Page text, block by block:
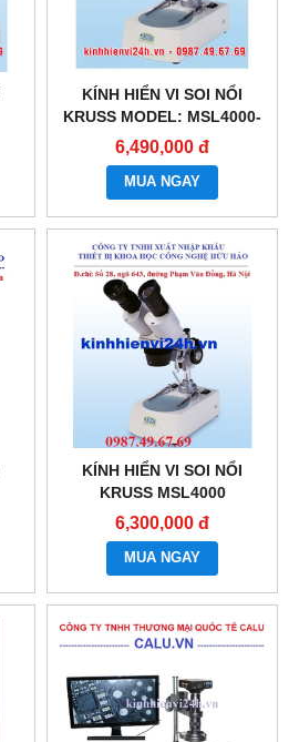
KÍNH HIỂN VI SOI NỔI
KRUSS MODEL: MSL4000-
20/40-IL-TL
6,490,000 đ
MUA NGAY
KÍNH HIỂN VI SOI NỔI
KRUSS MSL4000
6,300,000 đ
MUA NGAY